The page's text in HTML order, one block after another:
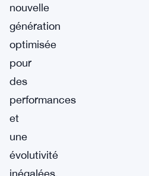
nouvelle
génération
optimisée
pour
des
performances
et
une
évolutivité
inégalées.